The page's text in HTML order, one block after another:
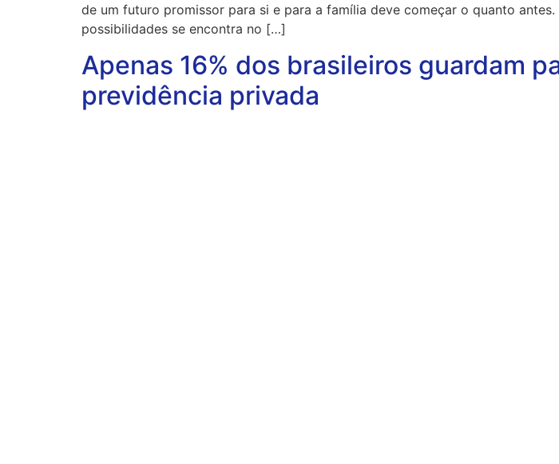
de um futuro promissor para si e para a família deve começar o quanto
possibilidades se encontra no […]
Apenas 16% dos brasileiros guardam
previdência privada